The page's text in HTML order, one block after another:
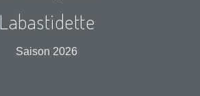
Labastidette
Saison 2026